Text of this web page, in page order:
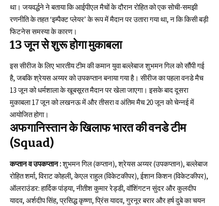
था। जयवर्द्धने ने बताया कि आईपीएल मैचों के दौरान रोहित को एक सोची-समझी
रणनीति के तहत ‘इम्पैक्ट प्लेयर’ के रूप में मैदान पर उतारा गया था, न कि किसी बड़ी
फिटनेस समस्या के कारण।
13 जून से शुरू होगा मुकाबला
इस सीरीज के लिए भारतीय टीम की कमान युवा बल्लेबाज शुभमन गिल को सौंपी गई
है, जबकि श्रेयस अय्यर को उपकप्तान बनाया गया है। सीरीज का पहला वनडे मैच
13 जून को धर्मशाला के खूबसूरत मैदान पर खेला जाएगा। इसके बाद दूसरा
मुकाबला 17 जून को लखनऊ में और तीसरा व अंतिम मैच 20 जून को चेन्नई में
आयोजित होगा।
अफगानिस्तान के खिलाफ भारत की वनडे टीम
(Squad)
कप्तान व उपकप्तान :शुभमन गिल (कप्तान), श्रेयस अय्यर (उपकप्तान), बल्लेबाज
रोहित शर्मा, विराट कोहली, केएल राहुल (विकेटकीपर), ईशान किशन (विकेटकीपर),
ऑलराउंडर: हार्दिक पांड्या, नीतीश कुमार रेड्डी, वॉशिंगटन सुंदर और कुलदीप
यादव, अर्शदीप सिंह, प्रसिद्ध कृष्णा, प्रिंस यादव, गुरनूर बरार और हर्ष दुबे का चयन